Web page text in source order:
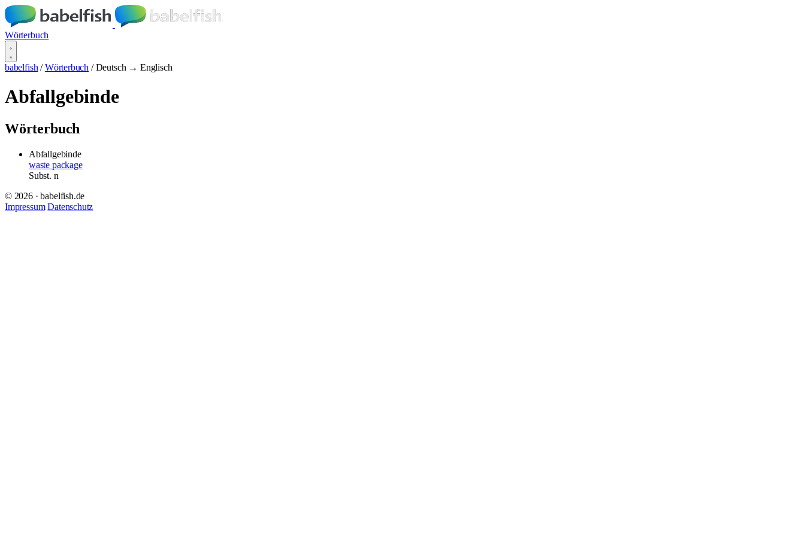
Wörterbuch
babelfish / Wörterbuch / Deutsch → Englisch
Abfallgebinde
Wörterbuch
Abfallgebinde
waste package
Subst. n
© 2026 · babelfish.de
Impressum Datenschutz